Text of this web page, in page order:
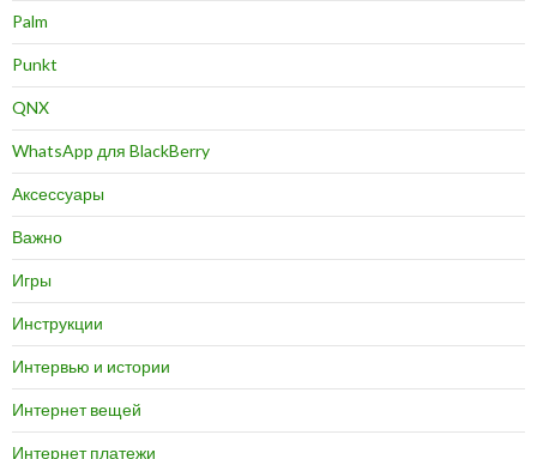
Palm
Punkt
QNX
WhatsApp для BlackBerry
Аксессуары
Важно
Игры
Инструкции
Интервью и истории
Интернет вещей
Интернет платежи